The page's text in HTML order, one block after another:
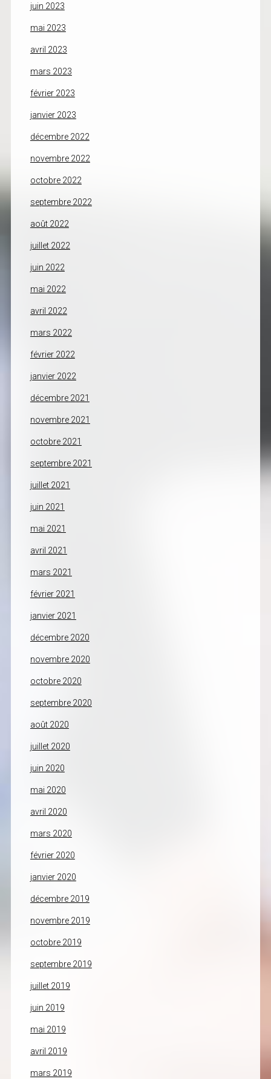
juin 2023
mai 2023
avril 2023
mars 2023
février 2023
janvier 2023
décembre 2022
novembre 2022
octobre 2022
septembre 2022
août 2022
juillet 2022
juin 2022
mai 2022
avril 2022
mars 2022
février 2022
janvier 2022
décembre 2021
novembre 2021
octobre 2021
septembre 2021
juillet 2021
juin 2021
mai 2021
avril 2021
mars 2021
février 2021
janvier 2021
décembre 2020
novembre 2020
octobre 2020
septembre 2020
août 2020
juillet 2020
juin 2020
mai 2020
avril 2020
mars 2020
février 2020
janvier 2020
décembre 2019
novembre 2019
octobre 2019
septembre 2019
juillet 2019
juin 2019
mai 2019
avril 2019
mars 2019